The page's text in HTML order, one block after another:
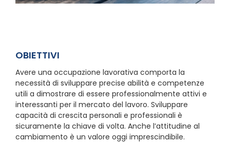
OBIETTIVI
Avere una occupazione lavorativa comporta la
necessità di sviluppare precise abilità e competenze
utili a dimostrare di essere professionalmente attivi e
interessanti per il mercato del lavoro. Sviluppare
capacità di crescita personali e professionali è
sicuramente la chiave di volta. Anche l’attitudine al
cambiamento è un valore oggi imprescindibile.